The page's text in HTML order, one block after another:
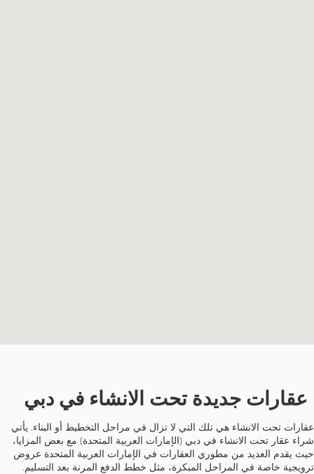
عقارات جديدة تحت الانشاء في دبي
عقارات تحت الانشاء هي تلك التي لا تزال في مراحل التخطيط أو البناء. يأتي
شراء عقار تحت الانشاء في دبي (الإمارات العربية المتحدة) مع بعض المزايا،
حيث يقدم العديد من مطوري العقارات في الإمارات العربية المتحدة عروض
ترويجية خاصة في المراحل المبكرة، مثل خطط الدفع المرنة بعد التسليم.